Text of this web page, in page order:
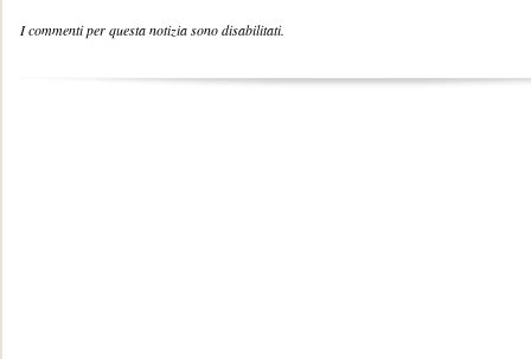
I commenti per questa notizia sono disabilitati.